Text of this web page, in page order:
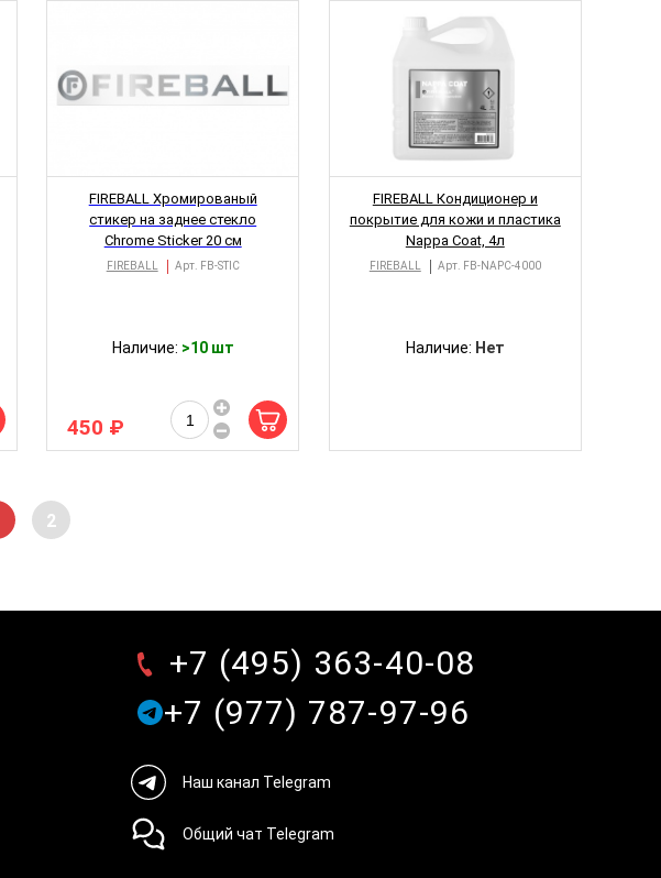
FIREBALL Хромированый
стикер на заднее стекло
Chrome Sticker 20 см
Арт. FB-STIC
FIREBALL
Наличие: >10 шт
450 ₽
FIREBALL Кондиционер и
покрытие для кожи и пластика
Nappa Coat, 4л
Арт. FB-NAPC-4000
FIREBALL
Наличие: Нет
2
+7 (495) 363-40-08
+7 (977) 787-97-96
Наш канал Telegram
Общий чат Telegram